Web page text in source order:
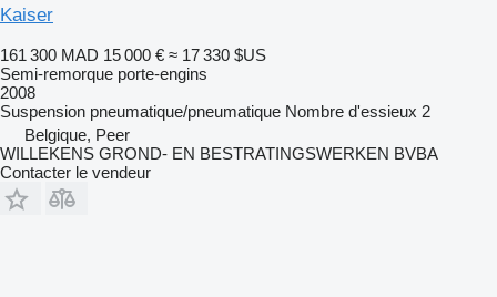
Kaiser
161 300 MAD 15 000 € ≈ 17 330 $US
Semi-remorque porte-engins
2008
Suspension pneumatique/pneumatique Nombre d'essieux 2
Belgique, Peer
WILLEKENS GROND- EN BESTRATINGSWERKEN BVBA
Contacter le vendeur